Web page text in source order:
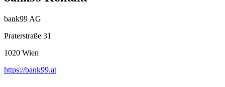
bank99 AG
Praterstraße 31
1020 Wien
https://bank99.at